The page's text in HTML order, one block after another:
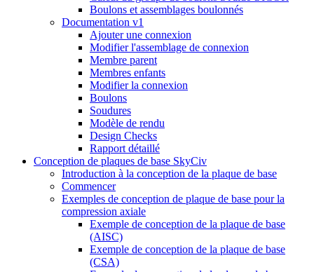
Boulons et assemblages boulonnés
Documentation v1
Ajouter une connexion
Modifier l'assemblage de connexion
Membre parent
Membres enfants
Modifier la connexion
Boulons
Soudures
Modèle de rendu
Design Checks
Rapport détaillé
Conception de plaques de base SkyCiv
Introduction à la conception de la plaque de base
Commencer
Exemples de conception de plaque de base pour la
compression axiale
Exemple de conception de la plaque de base
(AISC)
Exemple de conception de la plaque de base
(CSA)